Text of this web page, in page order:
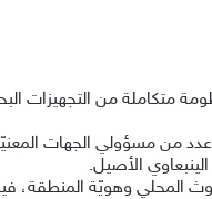
السعودية”، وسط منظومة متكاملة من
من مسؤولي الجهات
الأصيل.
المحلي وهويّة المنطقة،